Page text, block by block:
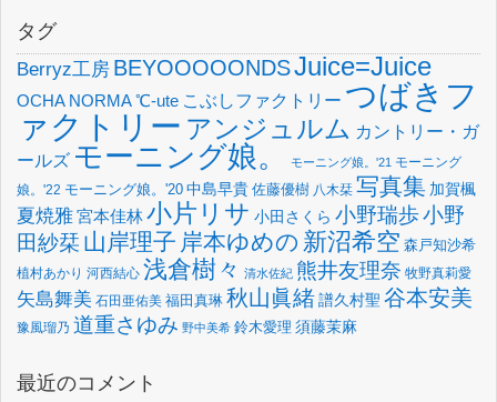
タグ
Berryz工房 BEYOOOOONDSJuice=Juice
OCHA NORMA℃-ute こぶしファクトリー つばきフ
ァクトリー アンジュルム カントリー・ガ
ールズ モーニング娘。 モーニング娘。'21 モーニング
娘。'22 モーニング娘。'20 中島早貴 佐藤優樹 八木栞 写真集 加賀楓
夏焼雅宮本佳林小片リサ 小田さくら 小野瑞歩小野
田紗栞 山岸理子 岸本ゆめの 新沼希空 森戸知沙希
植村あかり 河西結心 浅倉樹々 清水佐紀 熊井友理奈 牧野真莉愛
矢島舞美 石田亜佑美 福田真琳 秋山眞緒譜久村聖 谷本安美
豫風瑠乃 道重さゆみ 野中美希 鈴木愛理 須藤茉麻
最近のコメント